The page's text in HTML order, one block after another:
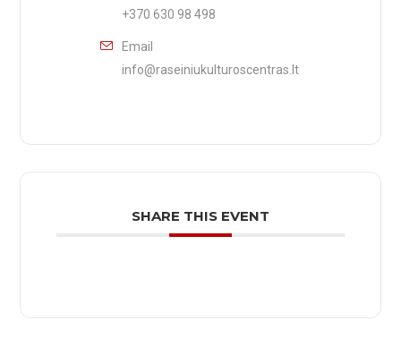
+370 630 98 498
Email
info@raseiniukulturoscentras.lt
SHARE THIS EVENT